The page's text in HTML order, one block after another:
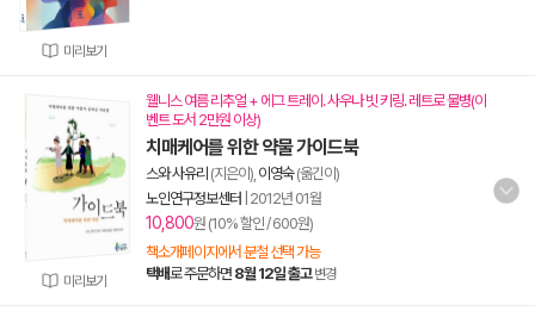
미리보기
미리보기
웰니스 여름 리추얼 + 에그 트레이. 사우나 빗 키링. 레트로 물병(이
벤트 도서 2만원 이상)
치매케어를 위한 약물 가이드북
스와 사유리 (지은이), 이영숙(옮긴이)
노인연구정보센터 2012년 01월
10,800원 (10% 할인 / 600원)
책소개페이지에서 분철 선택 가능
택배로 주문하면 8월 12일 출고 변경